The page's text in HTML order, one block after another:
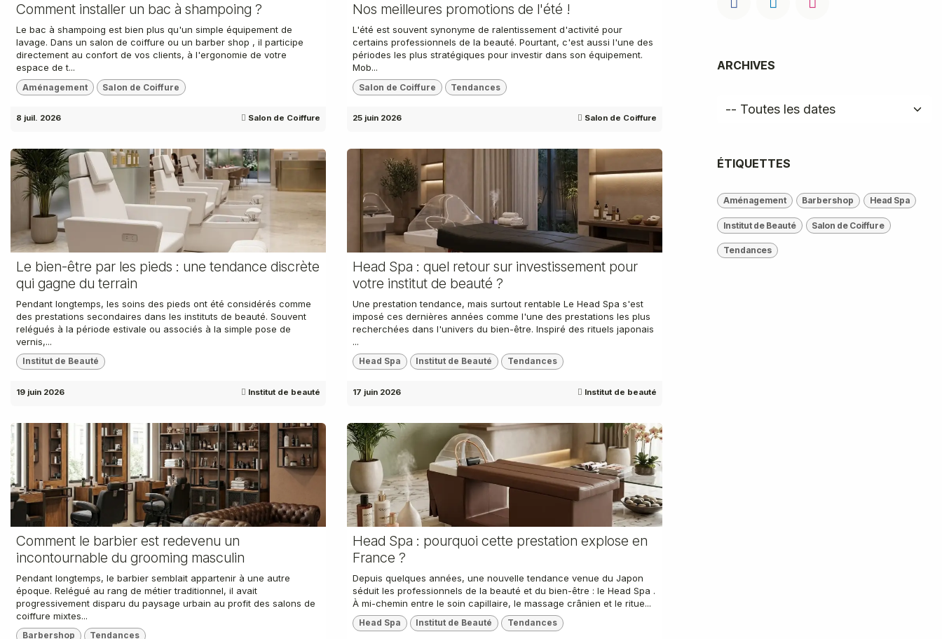
Comment installer un bac à shampoing ?
Le bac à shampoing est bien plus qu'un simple équipement de
lavage. Dans un salon de coiffure ou un barber shop , il participe
directement au confort de vos clients, à l'ergonomie de votre
espace de t...
Aménagement Salon de Coiffure
8 juil. 2026 Salon de Coiffure
Nos meilleures promotions de l'été !
L'été est souvent synonyme de ralentissement d'activité pour
certains professionnels de la beauté. Pourtant, c'est aussi l'une des
périodes les plus stratégiques pour investir dans son équipement.
Mob...
Salon de Coiffure Tendances
25 juin 2026 Salon de Coiffure
Le bien-être par les pieds : une tendance discrète
qui gagne du terrain
Pendant longtemps, les soins des pieds ont été considérés comme
des prestations secondaires dans les instituts de beauté. Souvent
relégués à la période estivale ou associés à la simple pose de
vernis,...
Institut de Beauté
19 juin 2026 Institut de beauté
Head Spa : quel retour sur investissement pour
votre institut de beauté ?
Une prestation tendance, mais surtout rentable Le Head Spa s'est
imposé ces dernières années comme l'une des prestations les plus
recherchées dans l'univers du bien-être. Inspiré des rituels japonais
...
Head Spa Institut de Beauté Tendances
17 juin 2026 Institut de beauté
Comment le barbier est redevenu un
incontournable du grooming masculin
Pendant longtemps, le barbier semblait appartenir à une autre
époque. Relégué au rang de métier traditionnel, il avait
progressivement disparu du paysage urbain au profit des salons de
coiffure mixtes...
Barbershop Tendances
Head Spa : pourquoi cette prestation explose en
France ?
Depuis quelques années, une nouvelle tendance venue du Japon
séduit les professionnels de la beauté et du bien-être : le Head Spa .
À mi-chemin entre le soin capillaire, le massage crânien et le ritue...
Head Spa Institut de Beauté Tendances
ARCHIVES
ÉTIQUETTES
Aménagement Barbershop Head Spa
Institut de Beauté Salon de Coiffure
Tendances